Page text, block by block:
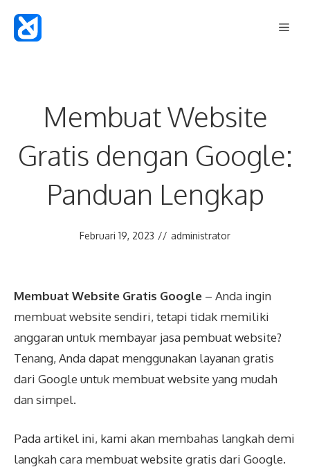
Membuat Website
Gratis dengan Google:
Panduan Lengkap
Februari 19, 2023 // administrator
Membuat Website Gratis Google – Anda ingin
membuat website sendiri, tetapi tidak memiliki
anggaran untuk membayar jasa pembuat website?
Tenang, Anda dapat menggunakan layanan gratis
dari Google untuk membuat website yang mudah
dan simpel.
Pada artikel ini, kami akan membahas langkah demi
langkah cara membuat website gratis dari Google.